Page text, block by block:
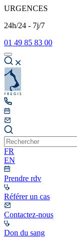
URGENCES
24h/24 - 7j/7
01 49 85 83 00
FR
EN
Prendre rdv
Référer un cas
Contactez-nous
Don du sang